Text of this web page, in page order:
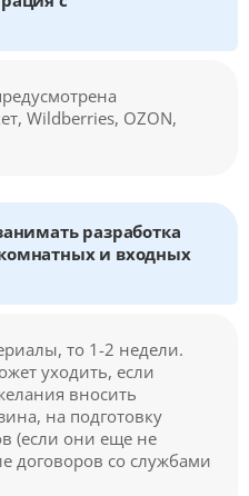
Wildberries, OZON,
разработка
и входных
то 1-2 недели.
уходить, если
вносить
на подготовку
(если они еще не
договоров со службами